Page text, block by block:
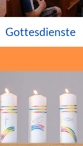
Gottesdienste